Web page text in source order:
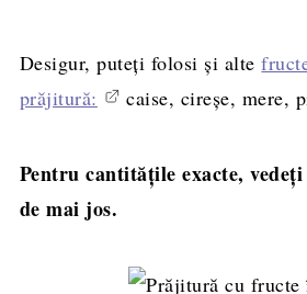
Desigur, puteți folosi și alte
prăjitură:
caise, cireșe, mere,
Pentru cantitățile exacte,
de mai jos.